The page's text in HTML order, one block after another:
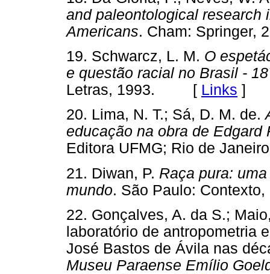
and paleontological research
Americans. Cham:
19. Schwarcz, L. M. O
e questão racial no Brasil -
Letras, 1993. [ Links ]
20. Lima, N. T.; Sá, D. M. de.
educação na obra de Edgard
Editora UFMG; Rio de
21. Diwan, P. Raça pura:
mundo. São Paulo:
22. Gonçalves, A. da S.;
laboratório de antropometria
José Bastos de Ávila nas
Museu Paraense Emílio